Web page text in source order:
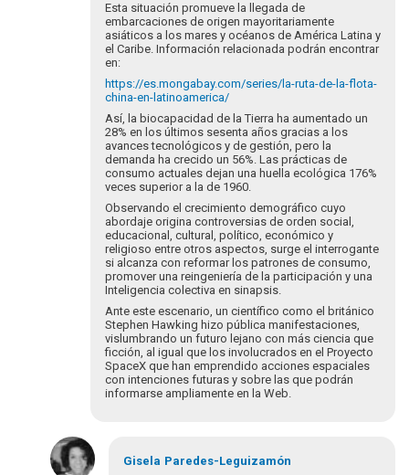
Esta situación promueve la llegada de
embarcaciones de origen mayoritariamente
asiáticos a los mares y océanos de América Latina y
el Caribe. Información relacionada podrán encontrar
en:
https://es.mongabay.com/series/la-ruta-de-la-flota-
china-en-latinoamerica/
Así, la biocapacidad de la Tierra ha aumentado un
28% en los últimos sesenta años gracias a los
avances tecnológicos y de gestión, pero la
demanda ha crecido un 56%. Las prácticas de
consumo actuales dejan una huella ecológica 176%
veces superior a la de 1960.
Observando el crecimiento demográfico cuyo
abordaje origina controversias de orden social,
educacional, cultural, político, económico y
religioso entre otros aspectos, surge el interrogante
si alcanza con reformar los patrones de consumo,
promover una reingeniería de la participación y una
Inteligencia colectiva en sinapsis.
Ante este escenario, un científico como el británico
Stephen Hawking hizo pública manifestaciones,
vislumbrando un futuro lejano con más ciencia que
ficción, al igual que los involucrados en el Proyecto
SpaceX que han emprendido acciones espaciales
con intenciones futuras y sobre las que podrán
informarse ampliamente en la Web.
Gisela Paredes-Leguizamón